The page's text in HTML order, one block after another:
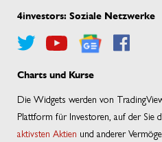
4investors: Soziale Netzwerke
Charts und Kurse
Die Widgets werden von
Plattform für Investoren, auf der Sie
aktivsten Aktien und anderer